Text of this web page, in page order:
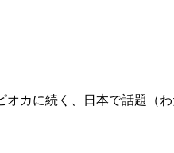
カに続く、日本で話題（